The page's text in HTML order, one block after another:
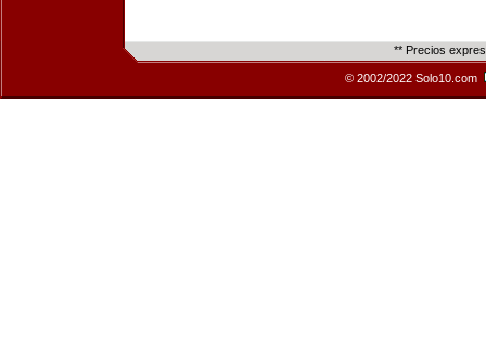
** Precios
© 2002/2022 Solo10.com